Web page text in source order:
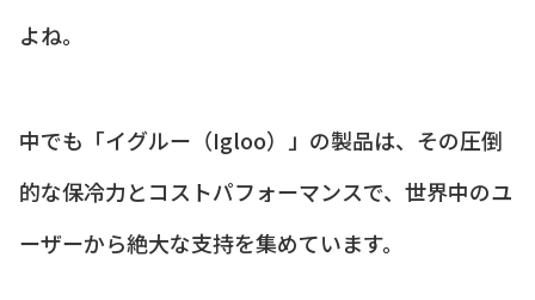
よね。
中でも「イグルー（Igloo）」の製品は、その圧倒
的な保冷力とコストパフォーマンスで、世界中のユ
ーザーから絶大な支持を集めています。